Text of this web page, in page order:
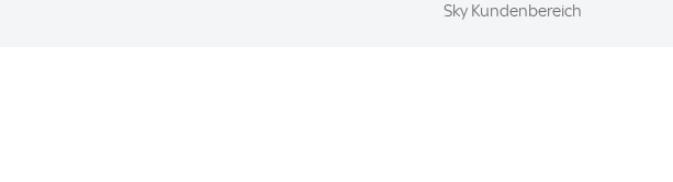
Sky Kundenbereich